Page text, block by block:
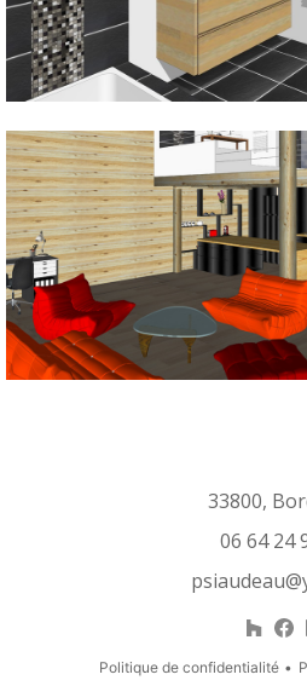
33800,
06 64 24
Politique de confidentialité